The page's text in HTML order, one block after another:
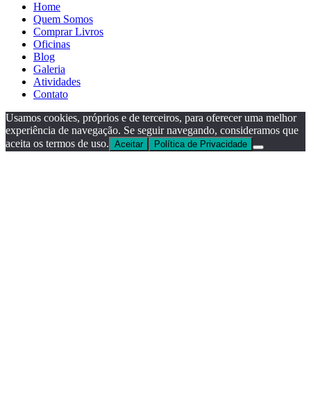
Home
Quem Somos
Comprar Livros
Oficinas
Blog
Galeria
Atividades
Contato
Usamos cookies, próprios e de terceiros, para oferecer uma melhor
experiência de navegação. Se seguir navegando, consideramos que
aceita os termos de uso. Aceitar Política de Privacidade